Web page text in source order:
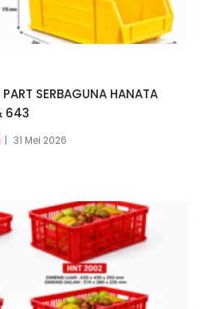
SERBAGUNA HANATA
643
31 Mei 2026